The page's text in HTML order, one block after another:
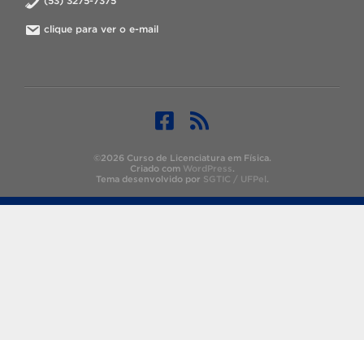
clique para ver o e-mail
©2026 Curso de Licenciatura em Física.
Criado com WordPress.
Tema desenvolvido por SGTIC / UFPel.